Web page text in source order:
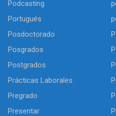
Podcasting
Portugués
Posdoctorado
Posgrados
Postgrados
Prácticas Laborales
Pregrado
Presentar